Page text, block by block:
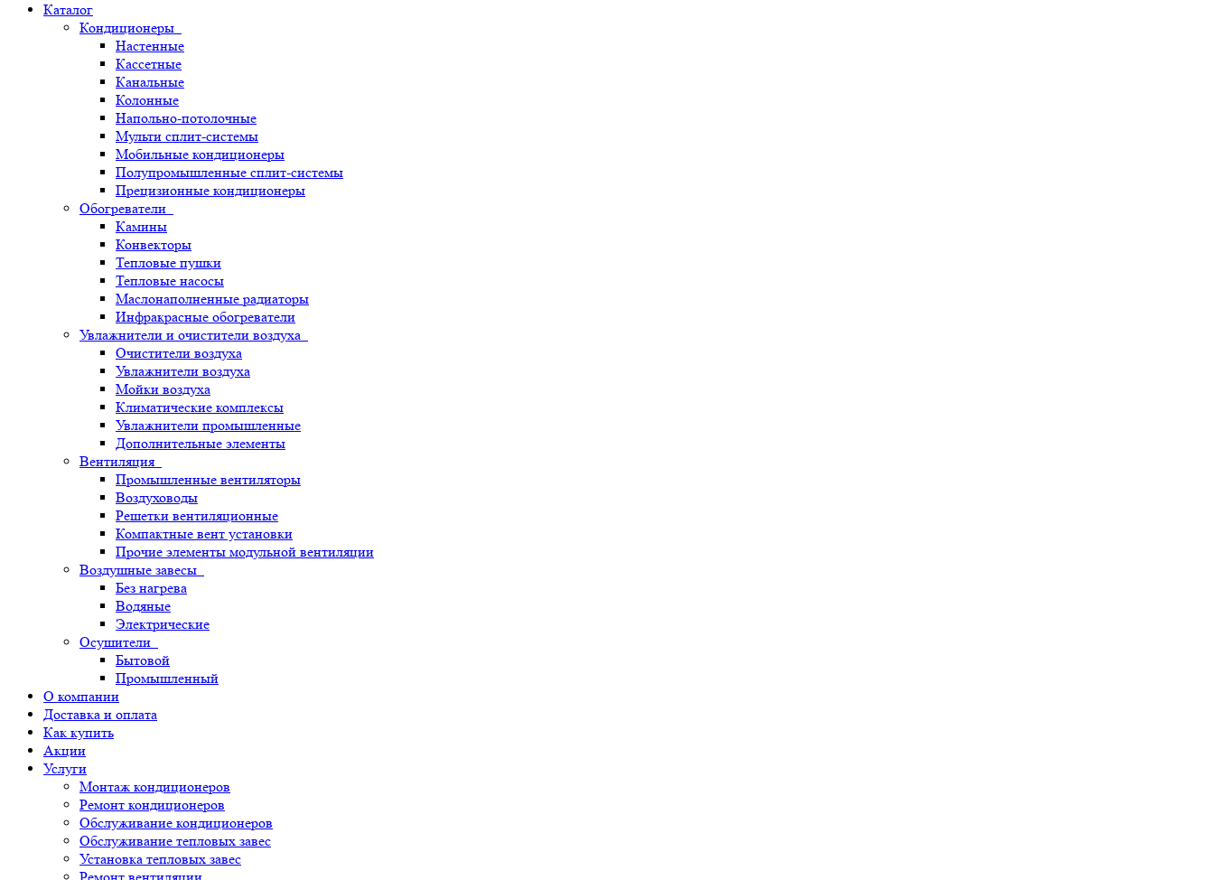
Каталог
Кондиционеры
Настенные
Кассетные
Канальные
Колонные
Напольно-потолочные
Мульти сплит-системы
Мобильные кондиционеры
Полупромышленные сплит-системы
Прецизионные кондиционеры
Обогреватели
Камины
Конвекторы
Тепловые пушки
Тепловые насосы
Маслонаполненные радиаторы
Инфракрасные обогреватели
Увлажнители и очистители воздуха
Очистители воздуха
Увлажнители воздуха
Мойки воздуха
Климатические комплексы
Увлажнители промышленные
Дополнительные элементы
Вентиляция
Промышленные вентиляторы
Воздуховоды
Решетки вентиляционные
Компактные вент установки
Прочие элементы модульной вентиляции
Воздушные завесы
Без нагрева
Водяные
Электрические
Осушители
Бытовой
Промышленный
О компании
Доставка и оплата
Как купить
Акции
Услуги
Монтаж кондиционеров
Ремонт кондиционеров
Обслуживание кондиционеров
Обслуживание тепловых завес
Установка тепловых завес